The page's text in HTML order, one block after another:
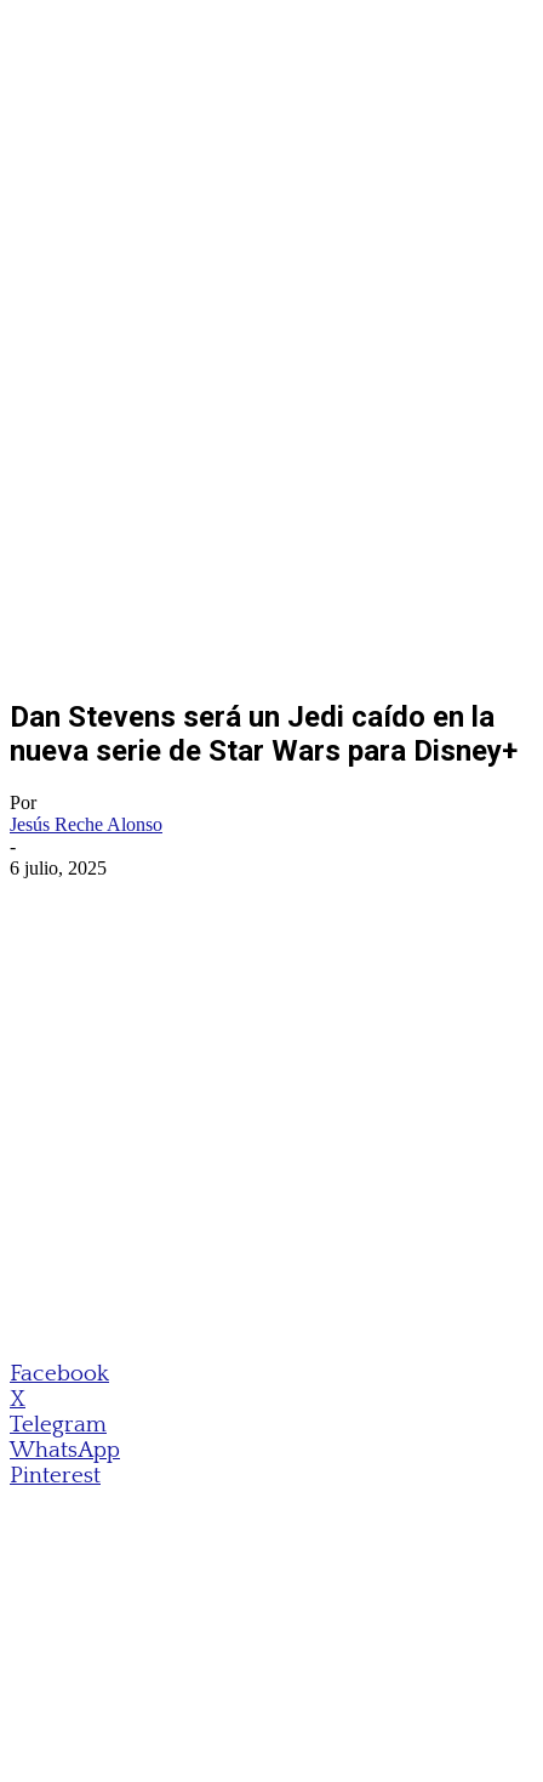
Dan Stevens será un Jedi caído en la
nueva serie de Star Wars para Disney+
Por
Jesús Reche Alonso
-
6 julio, 2025
Facebook
X
Telegram
WhatsApp
Pinterest